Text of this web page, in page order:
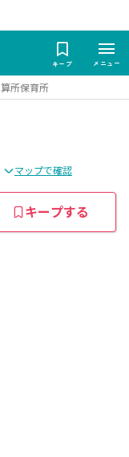
キープ メニュー
算所保育所
マップで確認
キープする